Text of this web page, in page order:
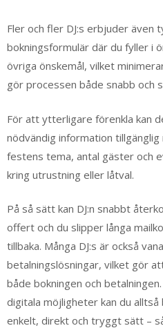
Fler och fler DJ:s erbjuder även
bokningsformulär där du fyller i
övriga önskemål, vilket
gör processen både snabb och
För att ytterligare förenkla kan
nödvändig information
festens tema, antal gäster och
kring utrustning eller låtval.
På så sätt kan DJ:n snabbt
offert och du slipper långa
tillbaka. Många DJ:s är också
betalningslösningar, vilket gör
både bokningen och
digitala möjligheter kan du
enkelt, direkt och tryggt sätt –